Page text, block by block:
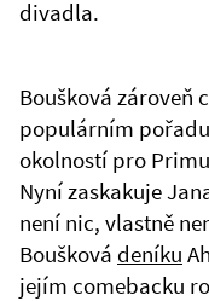
divadla.
Boušková zároveň
populárním
okolností pro
Nyní zaskakuje
není nic, vlastně
Boušková deníku
jejím comebacku